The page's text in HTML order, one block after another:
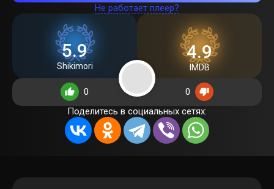
Не работает плеер?
5.9
Shikimori
4.9
IMDB
0
0
Поделитесь в социальных сетях: